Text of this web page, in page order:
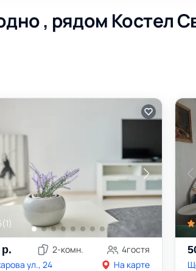
, рядом Костел
(1)
р. 2-комн. 4гостя
ул., 24
На карте